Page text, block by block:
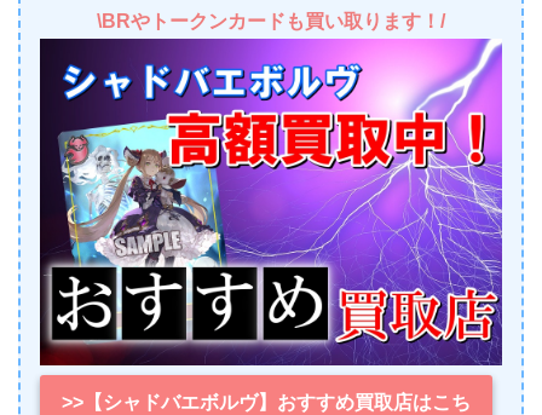
\BRやトークンカードも買い取ります！/
>>【シャドバエボルヴ】おすすめ買取店はこち